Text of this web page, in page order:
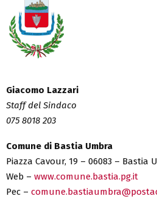
Giacomo Lazzari
Staff del Sindaco
075 8018 203
Comune di Bastia Umbra
Piazza Cavour, 19 – 06083 – Bastia
Web – www.comune.bastia.pg.it
Pec –